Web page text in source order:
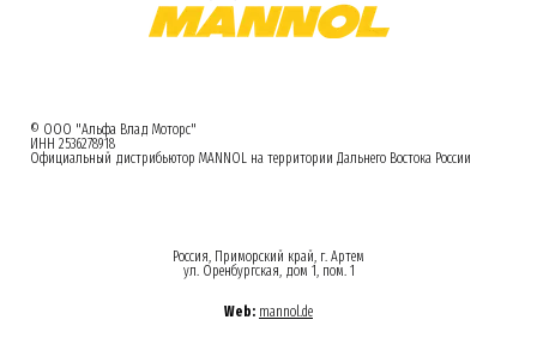
© ООО "Альфа Влад Моторс"
ИНН 2536278918
Официальный дистрибьютор MANNOL на территории Дальнего Востока России
Россия, Приморский край, г. Артем
ул. Оренбургская, дом 1, пом. 1
Web: mannol.de